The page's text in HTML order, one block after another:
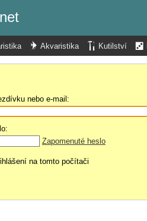
Akvaristika Kutilství
nebo e-mail:
Zapomenuté heslo
na tomto počítači